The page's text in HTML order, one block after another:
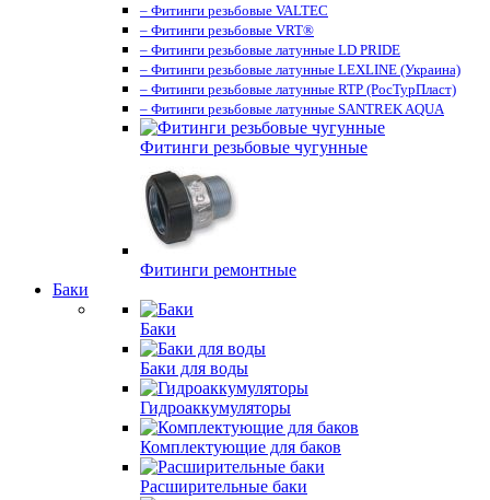
– Фитинги резьбовые VALTEC
– Фитинги резьбовые VRT®
– Фитинги резьбовые латунные LD PRIDE
– Фитинги резьбовые латунные LEXLINE (Украина)
– Фитинги резьбовые латунные RTP (РосТурПласт)
– Фитинги резьбовые латунные SANTREK AQUA
Фитинги резьбовые чугунные
Фитинги ремонтные
Баки
Баки
Баки для воды
Гидроаккумуляторы
Комплектующие для баков
Расширительные баки